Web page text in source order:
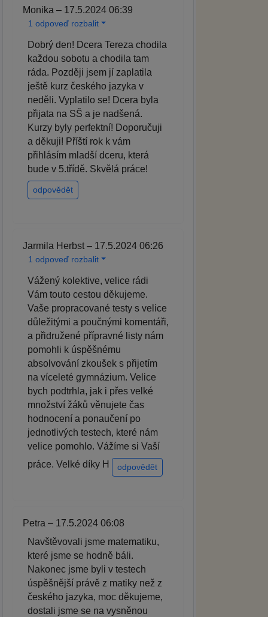
Monika – 17.5.2024 06:39
1 odpoveď rozbalit
Dobrý den! Dcera Tereza chodila
každou sobotu a chodila tam
ráda. Později jsem jí zaplatila
ještě kurz českého jazyka v
neděli. Vyplatilo se! Dcera byla
přijata na SŠ a je nadšená.
Kurzy byly perfektní! Doporučuji
a děkuji! Příští rok k vám
přihlásím mladší dceru, která
bude v 5.třídě. Skvělá práce!
odpovědět
Jarmila Herbst – 17.5.2024 06:26
1 odpoveď rozbalit
Vážený kolektive, velice rádi
Vám touto cestou děkujeme.
Vaše propracované testy s velice
důležitými a poučnými komentáři,
a přidružené přípravné listy nám
pomohli k úspěšnému
absolvování zkoušek s přijetím
na víceleté gymnázium. Velice
bych podtrhla, jak i přes velké
množství žáků věnujete čas
hodnocení a ponaučení po
jednotlivých testech, které nám
velice pomohlo. Vážíme si Vaší
práce. Velké díky H
odpovědět
Petra – 17.5.2024 06:08
Navštěvovali jsme matematiku,
které jsme se hodně báli.
Nakonec jsme byli v testech
úspěšnější právě z matiky než z
českého jazyka, moc děkujeme,
dostali jsme se na vysněnou